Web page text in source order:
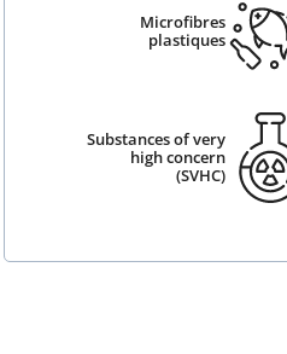
Microfibres
plastiques
Substances of very
high concern
(SVHC)